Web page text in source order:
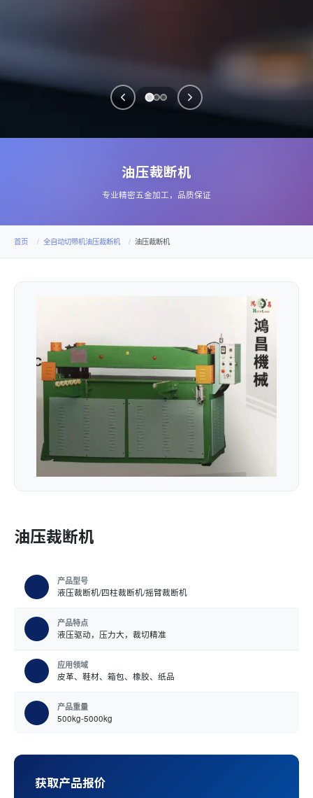
油压裁断机
专业精密五金加工，品质保证
首页 全自动切带机油压裁断机 油压裁断机
油压裁断机
产品型号
液压裁断机/四柱裁断机/摇臂裁断机
产品特点
液压驱动，压力大，裁切精准
应用领域
皮革、鞋材、箱包、橡胶、纸品
产品重量
500kg-5000kg
获取产品报价